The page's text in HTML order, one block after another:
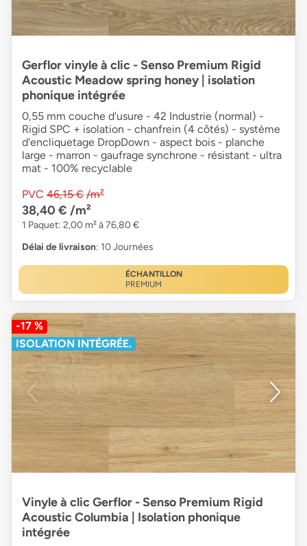
Gerflor vinyle à clic - Senso Premium Rigid
Acoustic Meadow spring honey | isolation
phonique intégrée
0,55 mm couche d'usure - 42 Industrie (normal) -
Rigid SPC + isolation - chanfrein (4 côtés) - système
d'encliquetage DropDown - aspect bois - planche
large - marron - gaufrage synchrone - résistant - ultra
mat - 100% recyclable
PVC 46,15 € /m²
38,40 € /m²
1 Paquet: 2,00 m² à 76,80 €
Délai de livraison: 10 Journées
ÉCHANTILLON
PREMIUM
-17 %
ISOLATION INTÉGRÉE.
Vinyle à clic Gerflor - Senso Premium Rigid
Acoustic Columbia | Isolation phonique
intégrée